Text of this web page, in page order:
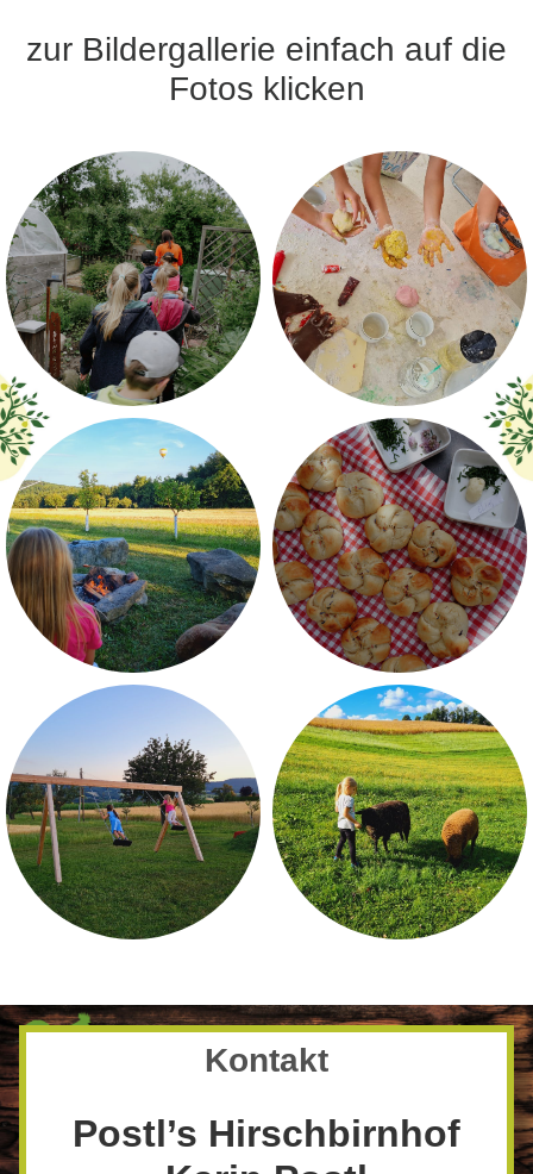
zur Bildergallerie einfach auf die
Fotos klicken
Kontakt
Postl’s Hirschbirnhof